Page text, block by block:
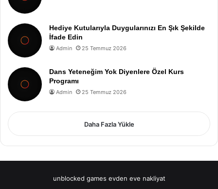
Hediye Kutularıyla Duygularınızı En Şık Şekilde
İfade Edin
Admin 25 Temmuz 2026
Dans Yeteneğim Yok Diyenlere Özel Kurs
Programı
Admin 25 Temmuz 2026
Daha Fazla Yükle
unblocked games evden eve nakliyat